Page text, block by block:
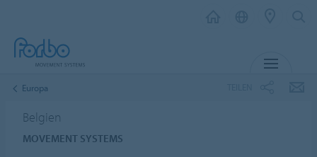
Europa
Belgien
MOVEMENT SYSTEMS